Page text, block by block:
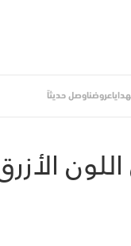
عروضناوصل حديثاً
كولونيا الأطفال اللون الأزرق 150 مل – عبوة بخاخ بلاستيك